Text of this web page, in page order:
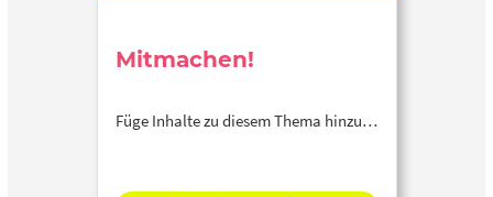
Mitmachen!
Füge Inhalte zu diesem Thema hinzu…